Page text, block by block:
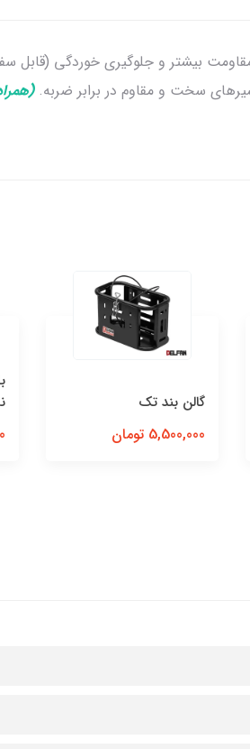
بیشتر و جلوگیری خوردگی (قابل
سخت و مقاوم در برابر ضربه.
گالن بند تک
5,500,000 تومان